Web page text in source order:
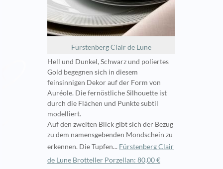
Fürstenberg Clair de Lune
Hell und Dunkel, Schwarz und poliertes
Gold begegnen sich in diesem
feinsinnigen Dekor auf der Form von
Auréole. Die fernöstliche Silhouette ist
durch die Flächen und Punkte subtil
modelliert.
Auf den zweiten Blick gibt sich der Bezug
zu dem namensgebenden Mondschein zu
erkennen. Die Tupfen... Fürstenberg Clair
de Lune Brotteller Porzellan: 80,00 €